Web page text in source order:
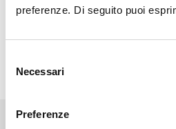
preferenze. Di seguito puoi
delNecessari
Preferenze